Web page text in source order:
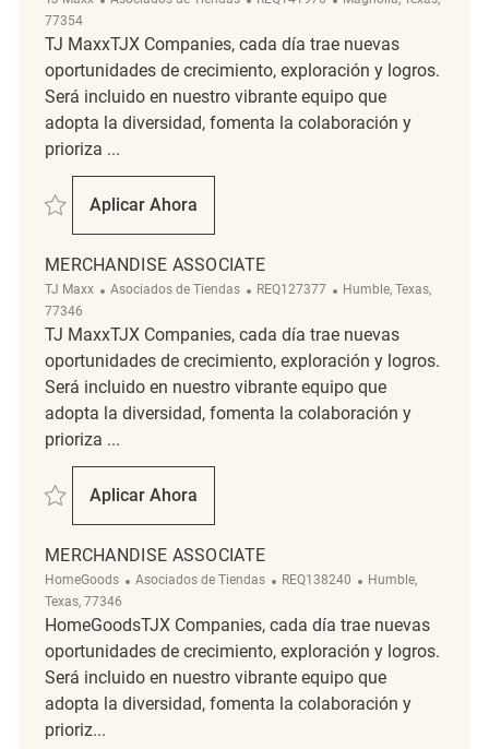
77354
TJ MaxxTJX Companies, cada día trae nuevas
oportunidades de crecimiento, exploración y logros.
Será incluido en nuestro vibrante equipo que
adopta la diversidad, fomenta la colaboración y
prioriza ...
Salvar Merchandise Associate REQ141976
Aplicar Ahora
Merchandise Associate
MERCHANDISE ASSOCIATE
TJ Maxx Categoría
Asociados de Tiendas ReqId
REQ127377 Ubicación
Humble, Texas,
77346
TJ MaxxTJX Companies, cada día trae nuevas
oportunidades de crecimiento, exploración y logros.
Será incluido en nuestro vibrante equipo que
adopta la diversidad, fomenta la colaboración y
prioriza ...
Salvar Merchandise Associate REQ127377
Aplicar Ahora
Merchandise Associate
MERCHANDISE ASSOCIATE
HomeGoods Categoría
Asociados de Tiendas ReqId
REQ138240 Ubicación
Humble,
Texas, 77346
HomeGoodsTJX Companies, cada día trae nuevas
oportunidades de crecimiento, exploración y logros.
Será incluido en nuestro vibrante equipo que
adopta la diversidad, fomenta la colaboración y
prioriz...